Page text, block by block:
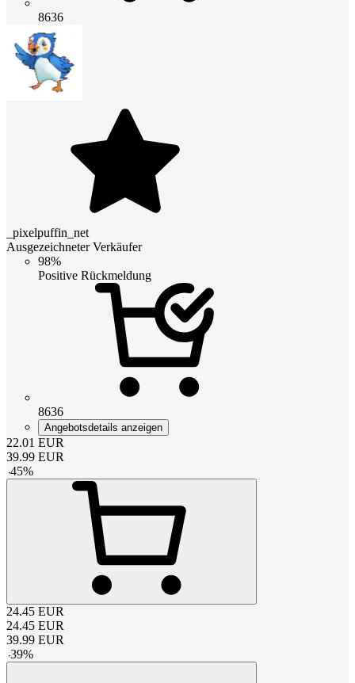
8636
_pixelpuffin_net
Ausgezeichneter Verkäufer
98%
Positive Rückmeldung
8636
Angebotsdetails anzeigen
22.01 EUR
39.99 EUR
-45%
24.45 EUR
24.45 EUR
39.99 EUR
-39%